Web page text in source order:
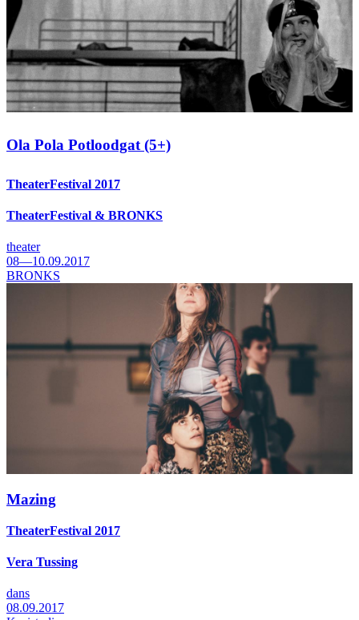
Ola Pola Potloodgat (5+)
TheaterFestival 2017
TheaterFestival & BRONKS
theater
08—10.09.2017
BRONKS
Mazing
TheaterFestival 2017
Vera Tussing
dans
08.09.2017